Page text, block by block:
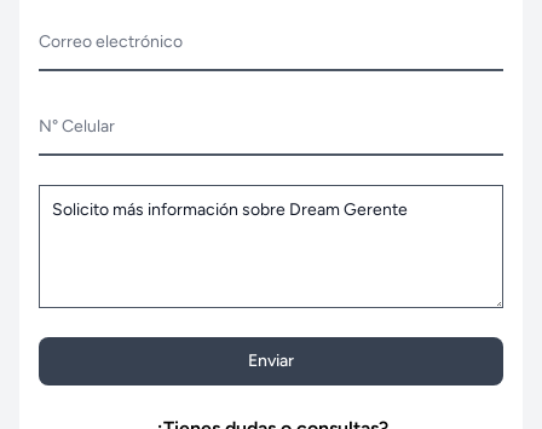
Correo electrónico
N° Celular
Enviar